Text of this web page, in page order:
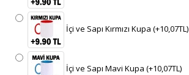
İçi ve Sapı Kırmızı Kupa (+10,07TL)
İçi ve Sapı Mavi Kupa (+10,07TL)